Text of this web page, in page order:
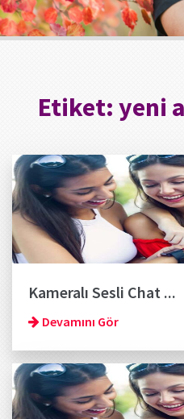
Etiket: yeni
Kameralı Sesli Chat ...
Devamını Gör